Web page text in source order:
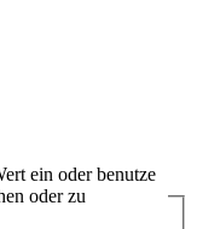
ein oder benutze
oder zu